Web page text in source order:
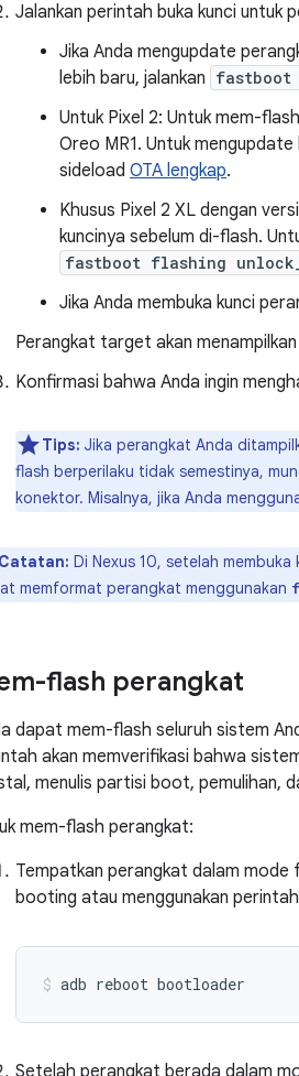
Jalankan perintah buka kunci untuk
Jika Anda mengupdate
lebih baru, jalankan
Untuk Pixel 2: Untuk mem-
Oreo MR1. Untuk
sideload OTA lengkap.
Khusus Pixel 2 XL dengan
kuncinya sebelum di-flash.
fastboot flashing
Jika Anda membuka kunci
Perangkat target akan
Konfirmasi bahwa Anda ingin
Tips: Jika perangkat Anda
flash berperilaku tidak semestinya,
konektor. Misalnya, jika Anda
Catatan: Di Nexus 10, setelah
memformat perangkat menggunakan
flash perangkat
dapat mem-flash seluruh sistem
akan memverifikasi bahwa
menulis partisi boot, pemulihan,
mem-flash perangkat:
Tempatkan perangkat dalam
booting atau menggunakan
adb reboot bootloader
Setelah perangkat berada dalam